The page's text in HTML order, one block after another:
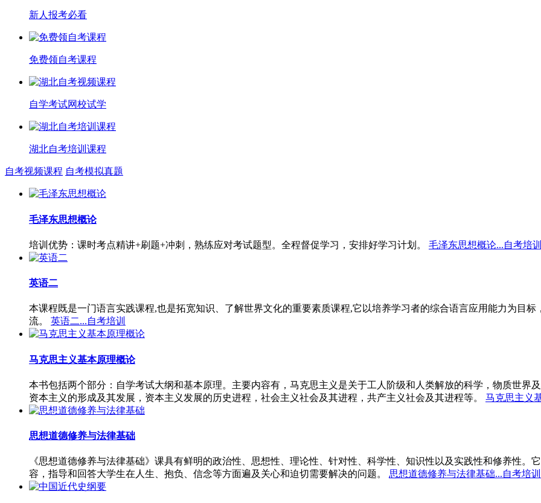
新人报考必看
免费领自考课程
自学考试网校试学
湖北自考培训课程
自考视频课程 自考模拟真题
毛泽东思想概论
培训优势：课时考点精讲+刷题+冲刺，熟练应对考试题型。全程督促学习，安排好学习计划。 毛泽东思想概论...自考培训
英语二
本课程既是一门语言实践课程,也是拓宽知识、了解世界文化的重要素质课程,它以培养学习者的综合语言应用能力为目
流。
英语二...自考培训
马克思主义基本原理概论
本书包括两个部分：自学考试大纲和基本原理。主要内容有，马克思主义是关于工人阶级和人类解放的科学，物质世界
资本主义的形成及其发展，资本主义发展的历史进程，社会主义社会及其进程，共产主义社会及其进程等。
马克思主义
思想道德修养与法律基础
《思想道德修养与法律基础》课具有鲜明的政治性、思想性、理论性、针对性、科学性、知识性以及实践性和修养性。
容，指导和回答大学生在人生、抱负、信念等方面遍及关心和迫切需要解决的问题。
思想道德修养与法律基础...自考培训